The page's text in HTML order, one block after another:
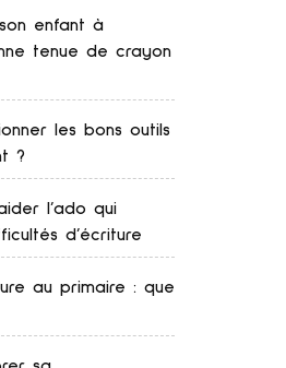
enfant à
tenue de crayon
les bons outils
?
l’ado qui
d’écriture
au primaire : que